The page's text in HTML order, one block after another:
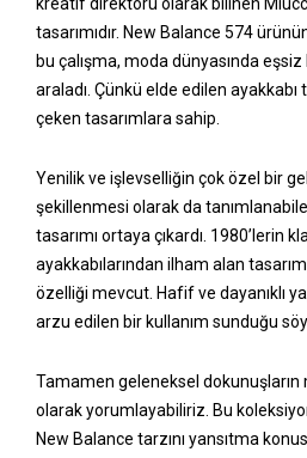
kreatif direktörü olarak bilinen
tasarımıdır. New Balance 574
bu çalışma, moda dünyasında eşsiz
araladı. Çünkü elde edilen ayakkabı
çeken tasarımlara sahip.
Yenilik ve işlevselliğin çok özel bir
şekillenmesi olarak da
tasarımı ortaya çıkardı. 1980’lerin
ayakkabılarından ilham alan
özelliği mevcut. Hafif ve dayanıklı
arzu edilen bir kullanım sunduğu
Tamamen geleneksel
olarak yorumlayabiliriz. Bu
New Balance tarzını yansıtma